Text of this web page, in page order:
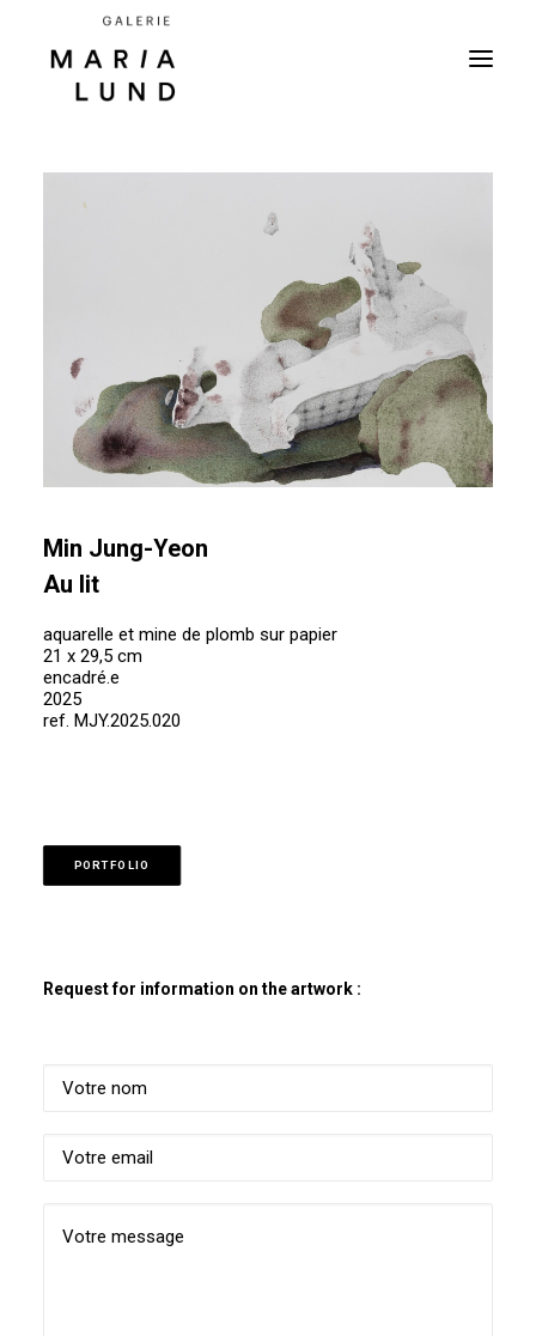
Min Jung-Yeon
Au lit
aquarelle et mine de plomb sur papier
21 x 29,5 cm
encadré.e
2025
ref. MJY.2025.020
PORTFOLIO
Request for information on the artwork :